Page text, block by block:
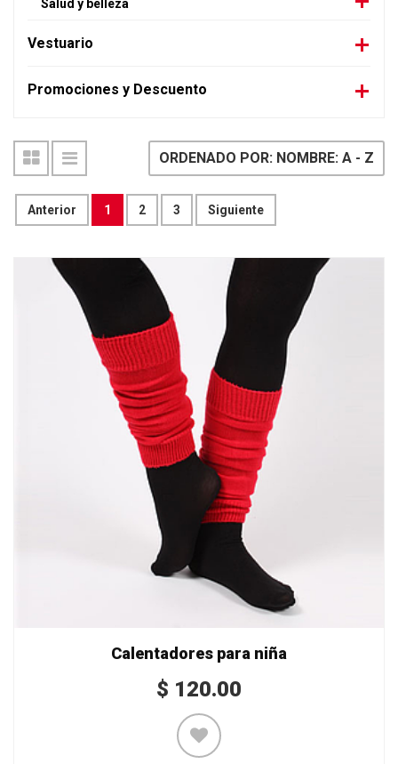
Salud y belleza
Vestuario
Promociones y Descuento
Anterior 1 2 3 Siguiente
ORDENADO POR: NOMBRE: A - Z
Calentadores para niña
$ 120.00